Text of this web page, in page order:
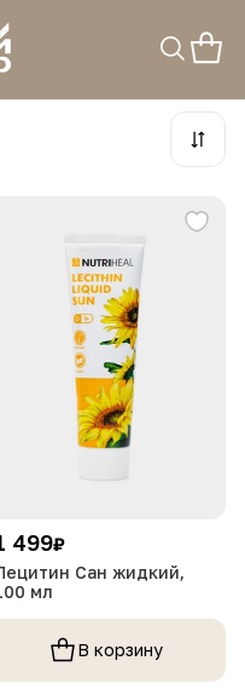
499₽
Сан жидкий,
мл
В корзину